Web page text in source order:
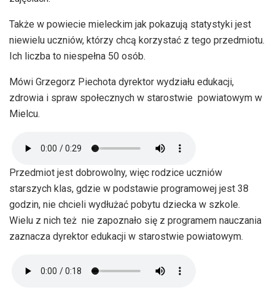
Także w powiecie mieleckim jak pokazują statystyki jest
niewielu uczniów, którzy chcą korzystać z tego przedmiotu.
Ich liczba to niespełna 50 osób.
Mówi Grzegorz Piechota dyrektor wydziału edukacji,
zdrowia i spraw społecznych w starostwie powiatowym w
Mielcu.
Przedmiot jest dobrowolny, więc rodzice uczniów
starszych klas, gdzie w podstawie programowej jest 38
godzin, nie chcieli wydłużać pobytu dziecka w szkole.
Wielu z nich też nie zapoznało się z programem nauczania
zaznacza dyrektor edukacji w starostwie powiatowym.